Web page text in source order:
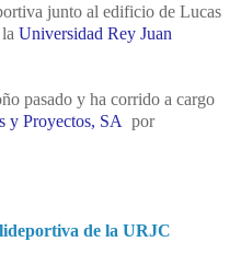
junto al edificio de Lucas
Universidad Rey Juan
pasado y ha corrido a cargo
y Proyectos, SA por
de la URJC